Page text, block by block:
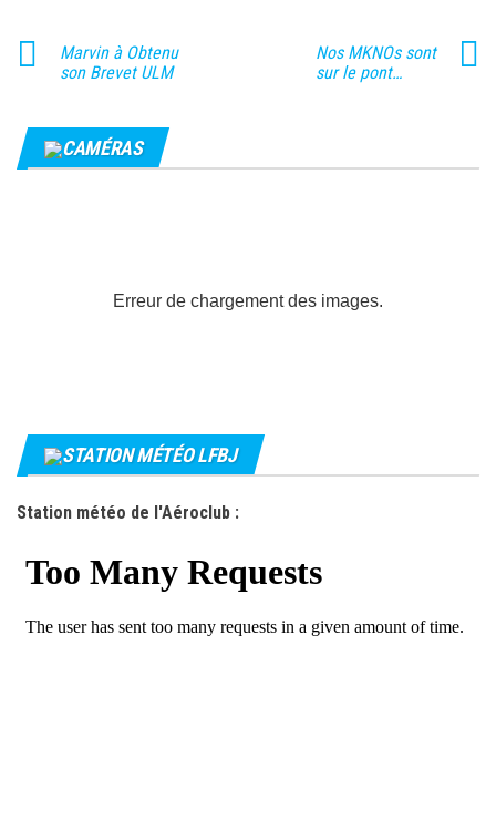
Marvin à Obtenu
son Brevet ULM
Nos MKNOs sont
sur le pont…
CAMÉRAS
Erreur de chargement des images.
STATION MÉTÉO LFBJ
Station météo de l'Aéroclub :